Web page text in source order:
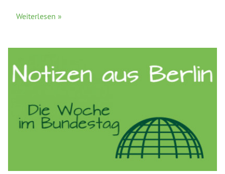
Weiterlesen »